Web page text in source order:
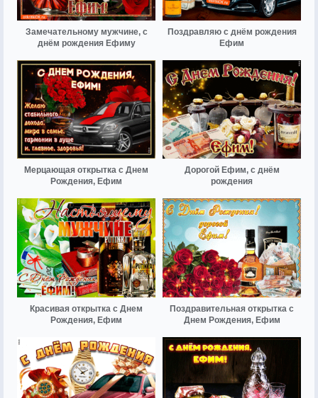
Замечательному мужчине, с
днём рождения Ефиму
Поздравляю с днём рождения
Ефим
Мерцающая открытка с Днем
Рождения, Ефим
Дорогой Ефим, с днём
рождения
Красивая открытка с Днем
Рождения, Ефим
Поздравительная открытка с
Днем Рождения, Ефим